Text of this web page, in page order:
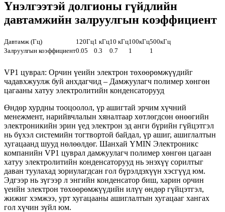
Үнэлгээтэй долгионы гүйдлийн
давтамжийн залруулгын коэффициент
Давтамж (Гц) 120Гц1 кГц10 кГц100кГц500кГц
Залруулгын коэффициент0.05 0.3 0.7 1 1
VP1 цуврал: Орчин үеийн электрон төхөөрөмжүүдийг
чадавхжуулж буй анхдагчид – Дамжуулагч полимер хөнгөн
цагааны хатуу электролитийн конденсаторууд
Өндөр хурдны тооцоолол, үр ашигтай эрчим хүчний
менежмент, нарийвчлалын хяналтаар хөтлөгдсөн өнөөгийн
электроникийн эрин үед электрон эд анги бүрийн гүйцэтгэл
нь бүхэл системийн тогтвортой байдал, үр ашиг, ашиглалтын
хугацаанд шууд нөлөөлдөг. Шанхай YMIN Электроникс
компанийн VP1 цуврал дамжуулагч полимер хөнгөн цагаан
хатуу электролитийн конденсаторууд нь энэхүү сорилтыг
даван туулахад зориулагдсан гол бүрэлдэхүүн хэсгүүд юм.
Эдгээр нь зүгээр л энгийн конденсатор биш, харин орчин
үеийн электрон төхөөрөмжүүдийн илүү өндөр гүйцэтгэл,
жижиг хэмжээ, урт хугацааны ашиглалтын хугацааг хангах
гол хүчин зүйл юм.